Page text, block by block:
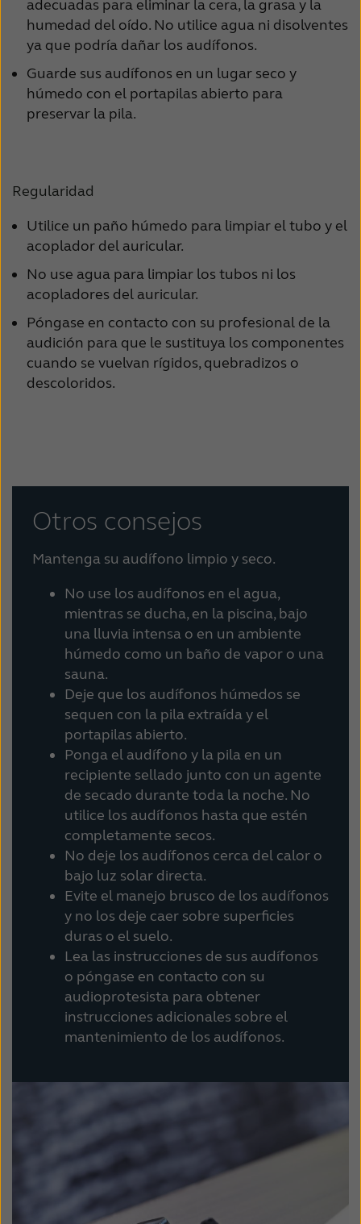
Schweiz Suisse
Suomi
Türkçe United Kingdom
United States
adecuadas para eliminar la cera, la grasa y la
humedad del oído. No utilice agua ni disolventes
ya que podría dañar los audífonos.
Guarde sus audífonos en un lugar seco y
húmedo con el portapilas abierto para
preservar la pila.
Regularidad
Utilice un paño húmedo para limpiar el tubo y el
acoplador del auricular.
No use agua para limpiar los tubos ni los
acopladores del auricular.
Póngase en contacto con su profesional de la
audición para que le sustituya los componentes
cuando se vuelvan rígidos, quebradizos o
descoloridos.
Otros consejos
Mantenga su audífono limpio y seco.
No use los audífonos en el agua,
mientras se ducha, en la piscina, bajo
una lluvia intensa o en un ambiente
húmedo como un baño de vapor o una
sauna.
Deje que los audífonos húmedos se
sequen con la pila extraída y el
portapilas abierto.
Ponga el audífono y la pila en un
recipiente sellado junto con un agente
de secado durante toda la noche. No
utilice los audífonos hasta que estén
completamente secos.
No deje los audífonos cerca del calor o
bajo luz solar directa.
Evite el manejo brusco de los audífonos
y no los deje caer sobre superficies
duras o el suelo.
Lea las instrucciones de sus audífonos
o póngase en contacto con su
audioprotesista para obtener
instrucciones adicionales sobre el
mantenimiento de los audífonos.